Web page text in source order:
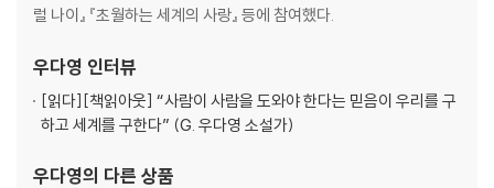
럴 나이』 『초월하는 세계의 사랑』 등에 참여했다.
우다영 인터뷰
[읽다][책읽아웃] “사람이 사람을 도와야 한다는 믿음이 우리를 구
하고 세계를 구한다” (G. 우다영 소설가)
우다영의 다른 상품